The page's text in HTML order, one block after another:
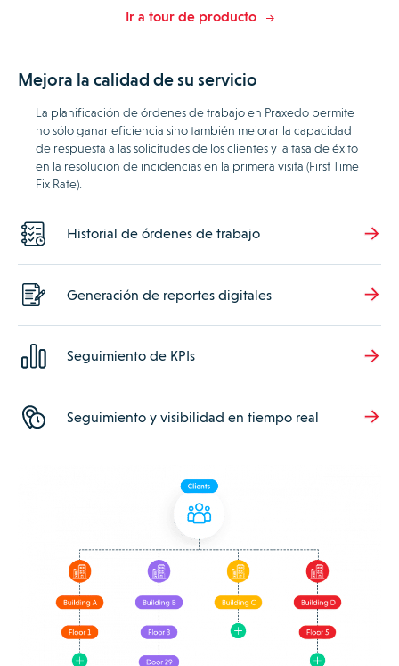
Ir a tour de producto
Mejora la calidad de su servicio
La planificación de órdenes de trabajo en Praxedo permite
no sólo ganar eficiencia sino también mejorar la capacidad
de respuesta a las solicitudes de los clientes y la tasa de éxito
en la resolución de incidencias en la primera visita (First Time
Fix Rate).
Historial de órdenes de trabajo
Generación de reportes digitales
Seguimiento de KPIs
Seguimiento y visibilidad en tiempo real